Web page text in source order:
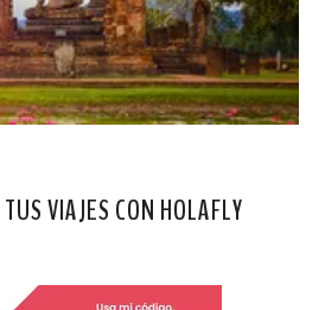
VIAJES CON HOLAFLY